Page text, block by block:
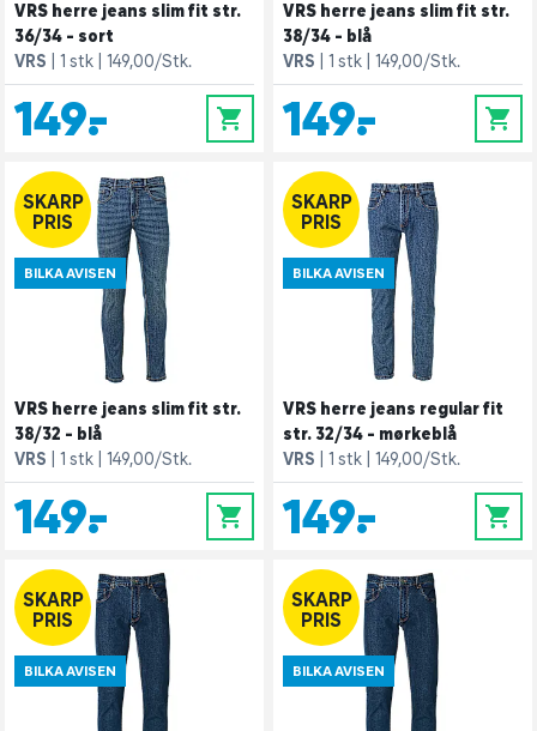
VRS herre jeans slim fit str.
36/34 - sort
VRS
1 stk 149,00/Stk.
149,- 0
VRS herre jeans slim fit str.
38/34 - blå
VRS
1 stk 149,00/Stk.
149,- 0
SKARP
PRIS
BILKA AVISEN
VRS herre jeans slim fit str.
38/32 - blå
VRS
1 stk 149,00/Stk.
149,- 0
SKARP
PRIS
BILKA AVISEN
VRS herre jeans regular fit
str. 32/34 - mørkeblå
VRS
1 stk 149,00/Stk.
149,- 0
SKARP
PRIS
BILKA AVISEN
SKARP
PRIS
BILKA AVISEN